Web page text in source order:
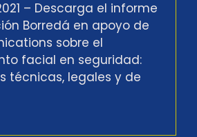
– Descarga el informe
Borredá en apoyo de
sobre el
facial en seguridad:
técnicas, legales y de